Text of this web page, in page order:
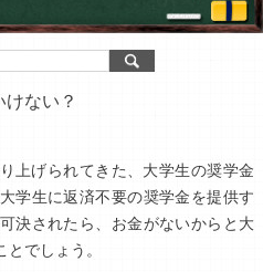
ない？
上げられてきた、大学生の奨学金
学生に返済不要の奨学金を提供す
決されたら、お金がないからと大
でしょう。